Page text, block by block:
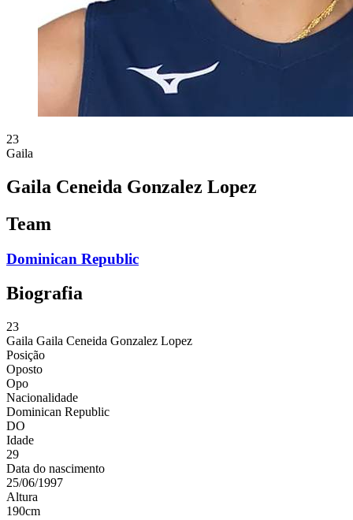
23
Gaila
Gaila Ceneida Gonzalez Lopez
Team
Dominican Republic
Biografia
23
Gaila Gaila Ceneida Gonzalez Lopez
Posição
Oposto
Opo
Nacionalidade
Dominican Republic
DO
Idade
29
Data do nascimento
25/06/1997
Altura
190cm